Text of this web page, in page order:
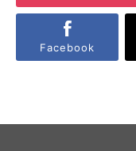
Facebook